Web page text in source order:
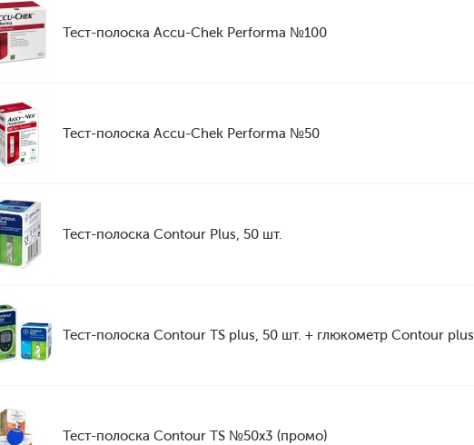
Тест-полоска Accu-Chek Performa №100
Тест-полоска Accu-Chek Performa №50
Тест-полоска Contour Plus, 50 шт.
Тест-полоска Contour TS plus, 50 шт. + глюкометр Contour plus
Тест-полоска Contour TS №50х3 (промо)